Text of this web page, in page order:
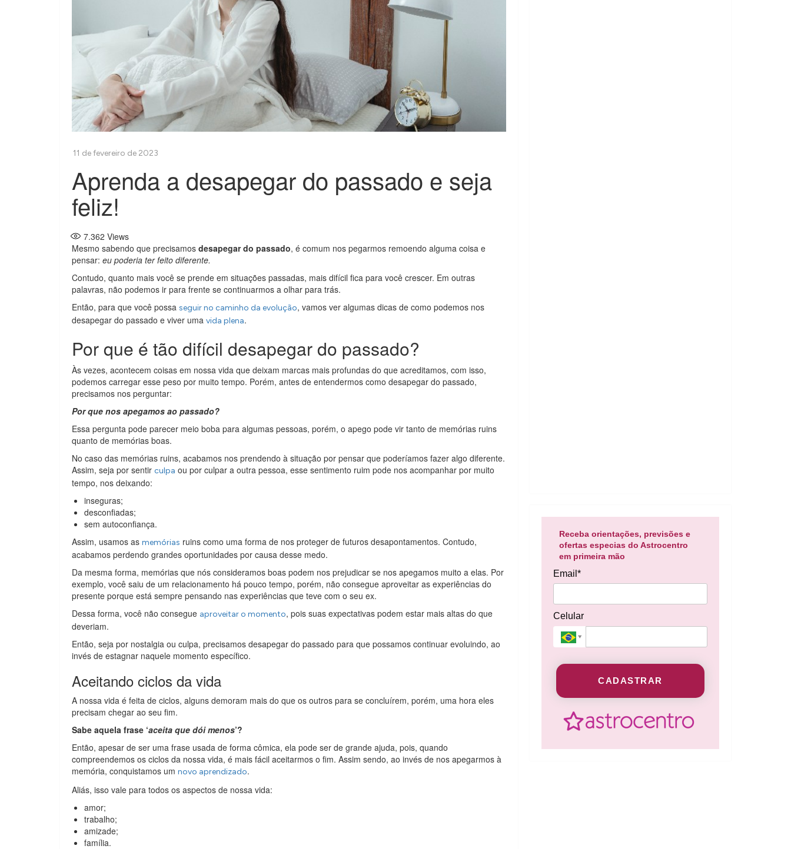
Aprenda a desapegar do passado e seja
feliz!
7.362 Views
Mesmo sabendo que precisamos desapegar do passado, é comum nos pegarmos remoendo alguma coisa e
pensar: eu poderia ter feito diferente.
Contudo, quanto mais você se prende em situações passadas, mais difícil fica para você crescer. Em outras
palavras, não podemos ir para frente se continuarmos a olhar para trás.
Então, para que você possa seguir no caminho da evolução, vamos ver algumas dicas de como podemos nos
desapegar do passado e viver uma vida plena.
Por que é tão difícil desapegar do passado?
Às vezes, acontecem coisas em nossa vida que deixam marcas mais profundas do que acreditamos, com isso,
podemos carregar esse peso por muito tempo. Porém, antes de entendermos como desapegar do passado,
precisamos nos perguntar:
Por que nos apegamos ao passado?
Essa pergunta pode parecer meio boba para algumas pessoas, porém, o apego pode vir tanto de memórias ruins
quanto de memórias boas.
No caso das memórias ruins, acabamos nos prendendo à situação por pensar que poderíamos fazer algo diferente.
Assim, seja por sentir culpa ou por culpar a outra pessoa, esse sentimento ruim pode nos acompanhar por muito
tempo, nos deixando:
inseguras;
desconfiadas;
sem autoconfiança.
Assim, usamos as memórias ruins como uma forma de nos proteger de futuros desapontamentos. Contudo,
acabamos perdendo grandes oportunidades por causa desse medo.
Da mesma forma, memórias que nós consideramos boas podem nos prejudicar se nos apegamos muito a elas. Por
exemplo, você saiu de um relacionamento há pouco tempo, porém, não consegue aproveitar as experiências do
presente porque está sempre pensando nas experiências que teve com o seu ex.
Dessa forma, você não consegue aproveitar o momento, pois suas expectativas podem estar mais altas do que
deveriam.
Então, seja por nostalgia ou culpa, precisamos desapegar do passado para que possamos continuar evoluindo, ao
invés de estagnar naquele momento específico.
Aceitando ciclos da vida
A nossa vida é feita de ciclos, alguns demoram mais do que os outros para se concluírem, porém, uma hora eles
precisam chegar ao seu fim.
Sabe aquela frase ‘aceita que dói menos’?
Então, apesar de ser uma frase usada de forma cômica, ela pode ser de grande ajuda, pois, quando
compreendemos os ciclos da nossa vida, é mais fácil aceitarmos o fim. Assim sendo, ao invés de nos apegarmos à
memória, conquistamos um novo aprendizado.
Aliás, isso vale para todos os aspectos de nossa vida:
amor;
trabalho;
amizade;
família.
Receba orientações, previsões e
ofertas especias do Astrocentro
em primeira mão
Email*
Celular
CADASTRAR